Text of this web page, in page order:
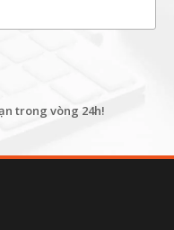
trong vòng 24h!